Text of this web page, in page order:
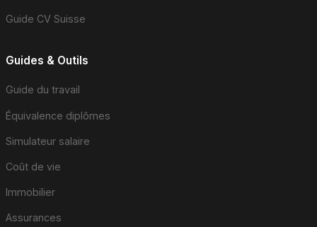
Guide CV Suisse
Guides & Outils
Guide du travail
Équivalence diplômes
Simulateur salaire
Coût de vie
Immobilier
Assurances